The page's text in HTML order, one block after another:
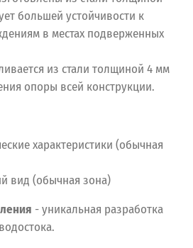
большей устойчивости к
в местах подверженных
из стали толщиной 4 мм
опоры всей конструкции.
характеристики (обычная
вид (обычная зона)
- уникальная разработка